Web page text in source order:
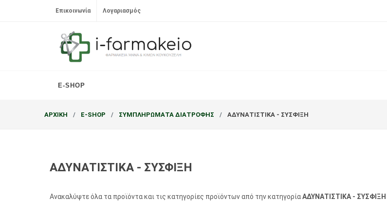
Επικοινωνία Λογαριασμός
E-SHOP
ΑΡΧΙΚΗ E-SHOP ΣΥΜΠΛΗΡΩΜΑΤΑ ΔΙΑΤΡΟΦΗΣ ΑΔΥΝΑΤΙΣΤΙΚΑ - ΣΥΣΦΙΞΗ
ΑΔΥΝΑΤΙΣΤΙΚΑ - ΣΥΣΦΙΞΗ
Ανακαλύψτε όλα τα προϊόντα και τις κατηγορίες προϊόντων από την κατηγορίαΑΔΥΝΑΤΙΣΤΙΚΑ - ΣΥΣΦΙΞΗ